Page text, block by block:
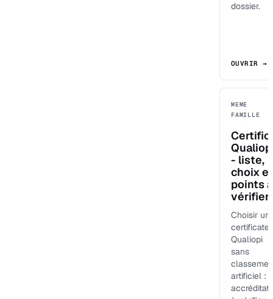
dossier.
OUVRIR →
MEME
FAMILLE
- liste,
choix et
points à
vérifier
Choisir un
Qualiopi
sans
artificiel :